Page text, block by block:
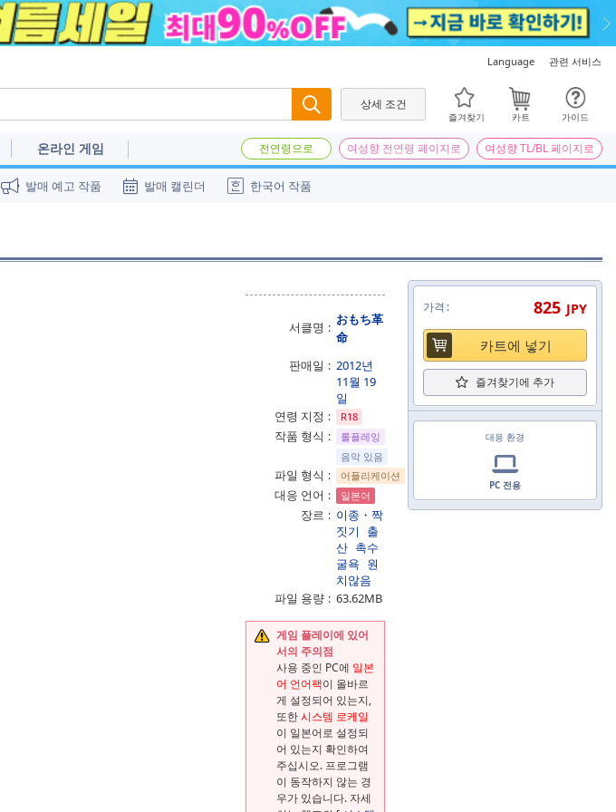
Language 관련 서비스
상세 조건
즐겨찾기 카트 가이드
온라인 게임 전연령으로 여성향 전연령 페이지로 여성향 TL/BL 페이지로
발매 예고 작품 발매 캘린더 한국어 작품
서클명
おもち革
命
판매일
2012년
11월 19
일
연령 지정
R18
작품 형식
롤플레잉
음악 있음
파일 형식 어플리케이션
대응 언어 일본어
장르
이종・짝
짓기
출
산 촉수
굴욕 원
치않음
파일 용량
63.62MB
게임 플레이에 있어
서의 주의점
사용 중인 PC에 일본
어 언어팩이 올바르
게 설정되어 있는지,
또한시스템 로케일
이 일본어로 설정되
어 있는지 확인하여
주십시오. 프로그램
이 동작하지 않는 경
우가 있습니다. 자세
가격 825 JPY
카트에 넣기
즐겨찾기에 추가
대응 환경
PC 전용